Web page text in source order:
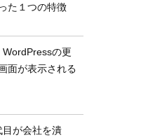
た１つの特徴
WordPressの更
面が表示される
目が会社を潰